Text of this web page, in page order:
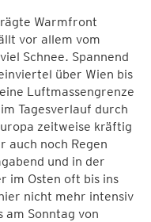
Warmfront
vor allem vom
Schnee. Spannend
über Wien bis
Luftmassengrenze
Tagesverlauf durch
zeitweise kräftig
auch noch Regen
und in der
im Osten oft bis ins
nicht mehr intensiv
am Sonntag von